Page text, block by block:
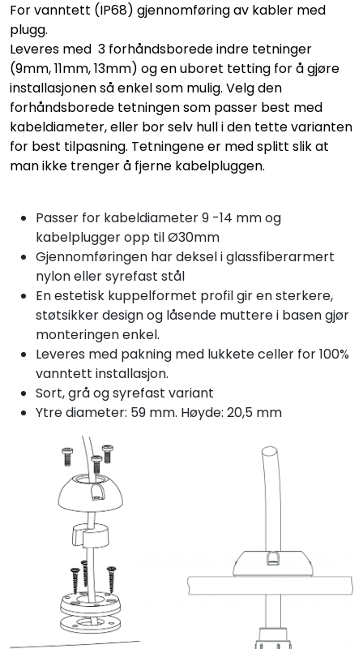
For vanntett (IP68) gjennomføring av kabler med
plugg.
Leveres med 3 forhåndsborede indre tetninger
(9mm, 11mm, 13mm) og en uboret tetting for å gjøre
installasjonen så enkel som mulig. Velg den
forhåndsborede tetningen som passer best med
kabeldiameter, eller bor selv hull i den tette varianten
for best tilpasning. Tetningene er med splitt slik at
man ikke trenger å fjerne kabelpluggen.
Passer for kabeldiameter 9 -14 mm og
kabelplugger opp til Ø30mm
Gjennomføringen har deksel i glassfiberarmert
nylon eller syrefast stål
En estetisk kuppelformet profil gir en sterkere,
støtsikker design og låsende muttere i basen gjør
monteringen enkel.
Leveres med pakning med lukkete celler for 100%
vanntett installasjon.
Sort, grå og syrefast variant
Ytre diameter: 59 mm. Høyde: 20,5 mm